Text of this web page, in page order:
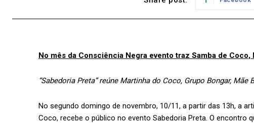
No mês da Consciência Negra evento traz Samba de Coco,
“Sabedoria Preta” reúne Martinha do Coco, Grupo Bongar,
No segundo domingo de novembro, 10/11, a partir das 13h, a
Coco, recebe o público no evento Sabedoria Preta. O encontro